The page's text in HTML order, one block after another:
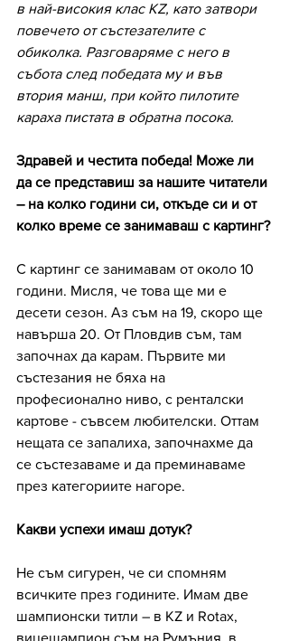
в най-високия клас KZ, като затвори
повечето от състезателите с
обиколка. Разговаряме с него в
събота след победата му и във
втория манш, при който пилотите
караха пистата в обратна посока.
Здравей и честита победа! Може ли
да се представиш за нашите читатели
– на колко години си, откъде си и от
колко време се занимаваш с картинг?
С картинг се занимавам от около 10
години. Мисля, че това ще ми е
десети сезон. Аз съм на 19, скоро ще
навърша 20. От Пловдив съм, там
започнах да карам. Първите ми
състезания не бяха на
професионално ниво, с ренталски
картове - съвсем любителски. Оттам
нещата се запалиха, започнахме да
се състезаваме и да преминаваме
през категориите нагоре.
Какви успехи имаш дотук?
Не съм сигурен, че си спомням
всичките през годините. Имам две
шампионски титли – в KZ и Rotax,